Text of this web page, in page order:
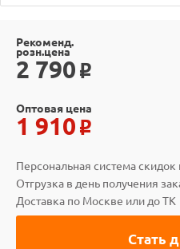
Рекоменд.
розн.цена
2 790 o
Оптовая цена
1 910 o
Персональная система
Отгрузка в день получения
Доставка по Москве или до ТК
Стать